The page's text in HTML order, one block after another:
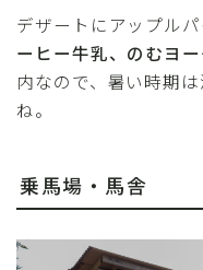
デザートにアップル
ーヒー牛乳、のむヨ
内なので、暑い時期
ね。
乗馬場・馬舎